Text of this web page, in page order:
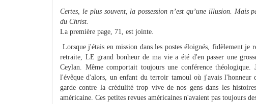
Certes, le plus souvent, la possession n’est qu’une illusion. Mais
du Christ.
La première page, 71, est jointe.
Lorsque j'étais en mission dans les postes éloignés, fidèlement
retraite, LE grand bonheur de ma vie a été d'en passer une
Ceylan. Même comportait toujours une conférence
l'évêque d'alors, un enfant du terroir tamoul où j'avais
garde contre la crédulité trop vive de nos gens dans les
américaine. Ces petites revues américaines n'avaient pas toujours